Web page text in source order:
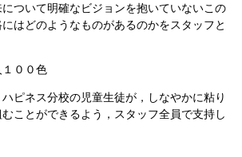
ついて明確なビジョンを抱いていないこの
はどのようなものがあるのかをスタッフと
００色
ピネス分校の児童生徒が，しなやかに粘り
ことができるよう，スタッフ全員で支持し